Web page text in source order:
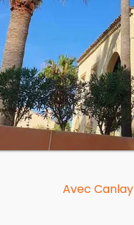
Avec Canlay